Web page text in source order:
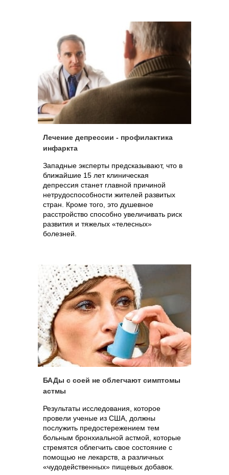
Лечение депрессии - профилактика
инфаркта
Западные эксперты предсказывают, что в
ближайшие 15 лет клиническая
депрессия станет главной причиной
нетрудоспособности жителей развитых
стран. Кроме того, это душевное
расстройство способно увеличивать риск
развития и тяжелых «телесных»
болезней.
БАДы с соей не облегчают симптомы
астмы
Результаты исследования, которое
провели ученые из США, должны
послужить предостережением тем
больным бронхиальной астмой, которые
стремятся облегчить свое состояние с
помощью не лекарств, а различных
«чудодейственных» пищевых добавок.